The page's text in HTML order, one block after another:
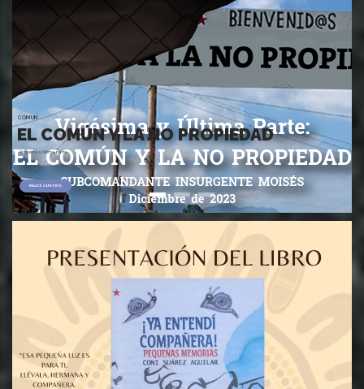
COMUN
EL COMÚN Y LA NO PROPIEDAD
Vigésima y última parte
ENLACE ZAPATISTA